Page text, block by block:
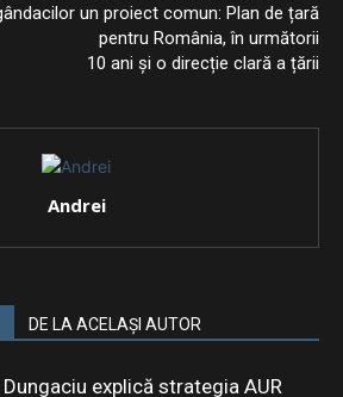
un proiect comun: Plan de țară
pentru România, în următorii
10 ani și o direcție clară a țării
Andrei
DE LA ACELAȘI AUTOR
Dungaciu explică strategia AUR